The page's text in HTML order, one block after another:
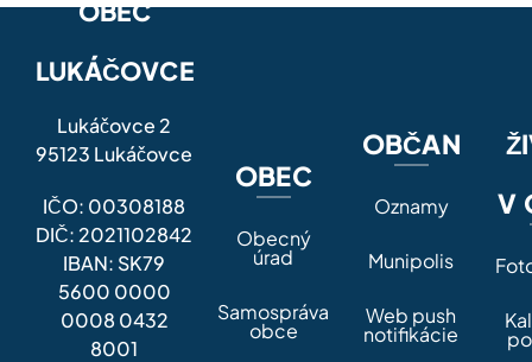
OBEC
LUKÁČOVCE
Lukáčovce 2
95123 Lukáčovce
IČO: 00308188
DIČ: 2021102842
IBAN: SK79
5600 0000
0008 0432
8001
OBEC
Obecný
úrad
Samospráva
obce
OBČAN
Oznamy
Munipolis
Web push
notifikácie
V